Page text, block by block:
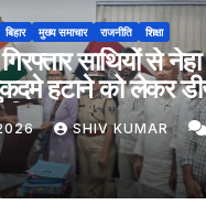
बिहार मुख्य समाचार राजनीति शिक्षा
साथियों से
हटाने को लेकर
SHIV KUMAR